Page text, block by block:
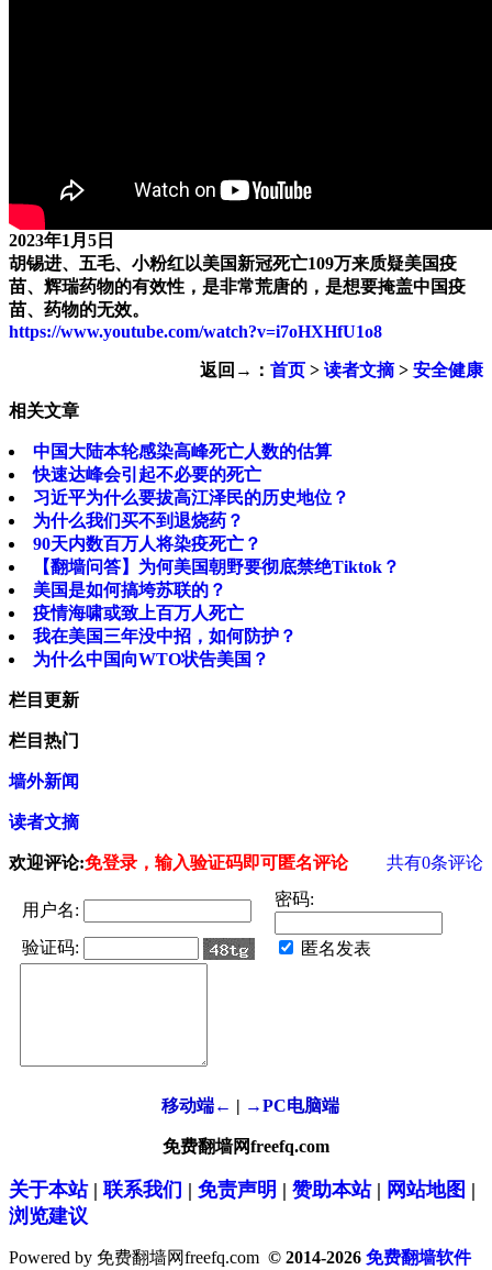
2023年1月5日
胡锡进、五毛、小粉红以美国新冠死亡109万来质疑美国疫
苗、辉瑞药物的有效性，是非常荒唐的，是想要掩盖中国疫
苗、药物的无效。
https://www.youtube.com/watch?v=i7oHXHfU1o8
返回→： 首页 > 读者文摘> 安全健康
相关文章
中国大陆本轮感染高峰死亡人数的估算
快速达峰会引起不必要的死亡
习近平为什么要拔高江泽民的历史地位？
为什么我们买不到退烧药？
90天内数百万人将染疫死亡？
【翻墙问答】为何美国朝野要彻底禁绝Tiktok？
美国是如何搞垮苏联的？
疫情海啸或致上百万人死亡
我在美国三年没中招，如何防护？
为什么中国向WTO状告美国？
栏目更新
栏目热门
墙外新闻
读者文摘
欢迎评论:免登录，输入验证码即可匿名评论 共有0条评论
用户名:
密码:
验证码: 匿名发表
移动端← | →PC电脑端
免费翻墙网freefq.com
关于本站| 联系我们 | 免责声明 | 赞助本站| 网站地图 |
浏览建议
Powered by 免费翻墙网freefq.com © 2014-2026 免费翻墙软件